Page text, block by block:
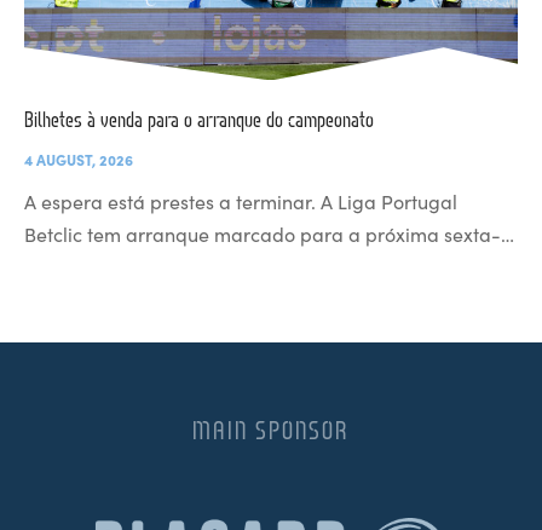
Bilhetes à venda para o arranque do campeonato
4 AUGUST, 2026
A espera está prestes a terminar. A Liga Portugal
Betclic tem arranque marcado para a próxima sexta-…
MAIN SPONSOR